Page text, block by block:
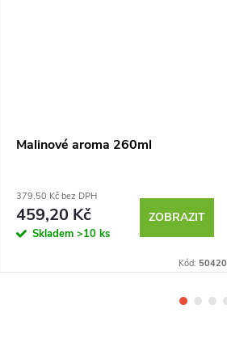
Malinové aroma 260ml
379,50 Kč bez DPH
459,20 Kč
Skladem >10 ks
ZOBRAZIT
Kód: 50420